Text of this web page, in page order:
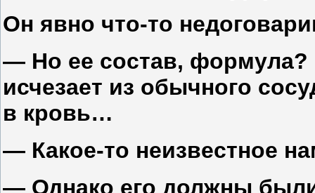
Он явно что-то
— Но ее состав,
исчезает из обычного
в кровь…
— Какое-то неизвестное
— Однако его должны